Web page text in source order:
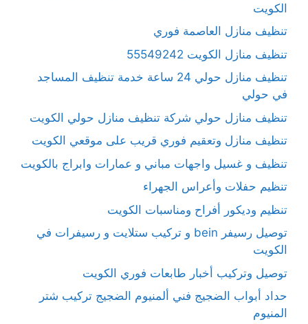
الكويت
تنظيف منازل العاصمة فوري
تنظيف منازل الكويت 55549242
تنظيف منازل حولي 24 ساعة خدمة تنظيف المساجد
في حولي
تنظيف منازل حولي شركة تنظيف منازل حولي الكويت
تنظيف منازل وتعقيم فوري قريب على موقعي الكويت
تنظيف و غسيل واجهات مباني و عمارات وابراج بالكويت
تنظيم حفلات وأعراس الجهراء
تنظيم وديكور أفراح ومناسبات الكويت
توصيل رسيفر bein و تركيب ستلايت و رسيفرات في
الكويت
توصيل وتركيب أخبار طابعات فوري الكويت
حداد أبواب الضجيج فني ألمنيوم الضجيج تركيب شتر
المنيوم